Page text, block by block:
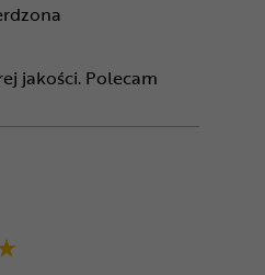
jakości. Polecam